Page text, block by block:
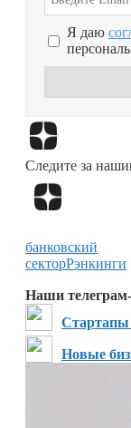
Я даю
Следите за
Наши
Стартапы
Новые
банковский
секторРэнкинги